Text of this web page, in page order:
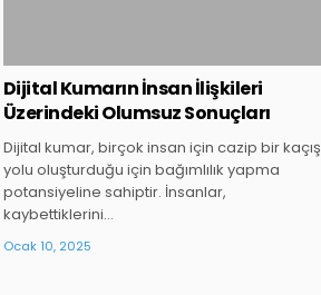
Dijital Kumarın İnsan İlişkileri
Üzerindeki Olumsuz Sonuçları
Dijital kumar, birçok insan için cazip bir kaçış
yolu oluşturduğu için bağımlılık yapma
potansiyeline sahiptir. İnsanlar,
kaybettiklerini…
Ocak 10, 2025